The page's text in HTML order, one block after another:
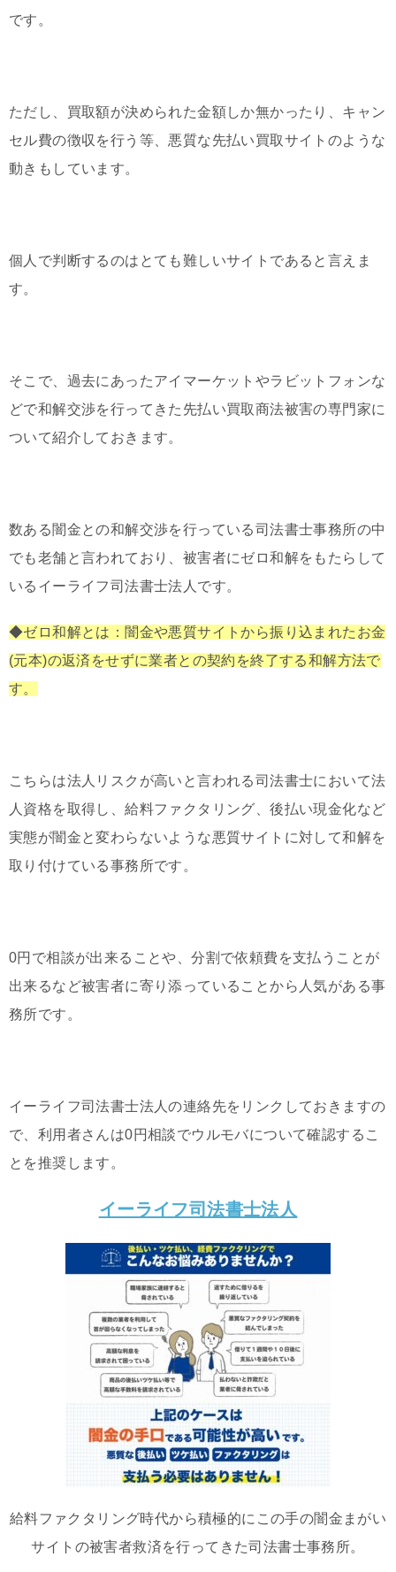
です。
ただし、買取額が決められた金額しか無かったり、キャン
セル費の徴収を行う等、悪質な先払い買取サイトのような
動きもしています。
個人で判断するのはとても難しいサイトであると言えま
す。
そこで、過去にあったアイマーケットやラビットフォンな
どで和解交渉を行ってきた先払い買取商法被害の専門家に
ついて紹介しておきます。
数ある闇金との和解交渉を行っている司法書士事務所の中
でも老舗と言われており、被害者にゼロ和解をもたらして
いるイーライフ司法書士法人です。
◆ゼロ和解とは：闇金や悪質サイトから振り込まれたお金
(元本)の返済をせずに業者との契約を終了する和解方法で
す。
こちらは法人リスクが高いと言われる司法書士において法
人資格を取得し、給料ファクタリング、後払い現金化など
実態が闇金と変わらないような悪質サイトに対して和解を
取り付けている事務所です。
0円で相談が出来ることや、分割で依頼費を支払うことが
出来るなど被害者に寄り添っていることから人気がある事
務所です。
イーライフ司法書士法人の連絡先をリンクしておきますの
で、利用者さんは0円相談でウルモバについて確認するこ
とを推奨します。
イーライフ司法書士法人
給料ファクタリング時代から積極的にこの手の闇金まがい
サイトの被害者救済を行ってきた司法書士事務所。